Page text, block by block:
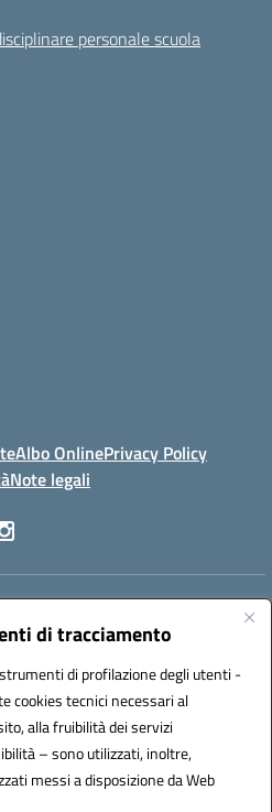
di tracciamento
di profilazione degli utenti -
cookies tecnici necessari al
alla fruibilità dei servizi
– sono utilizzati, inoltre,
messi a disposizione da Web
personale scuola
Albo OnlinePrivacy Policy
Note legali
fgpc180008@istruzione.it
(IPA): lzcc